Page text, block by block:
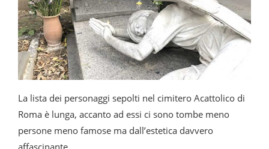
La lista dei personaggi sepolti nel cimitero Acattolico di
Roma è lunga, accanto ad essi ci sono tombe meno
persone meno famose ma dall’estetica davvero